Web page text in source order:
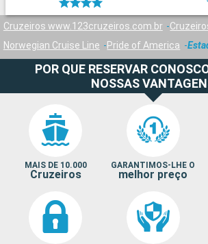
Cruzeiros www.123cruzeiros.com.br
Norwegian Cruise Line
Pride of America
POR QUE RESERVAR
NOSSAS
MAIS DE 10.000
Cruzeiros
GARANTIMOS-LHE O
melhor preço